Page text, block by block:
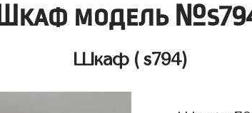
Шкаф модель
Шкаф ( s794)